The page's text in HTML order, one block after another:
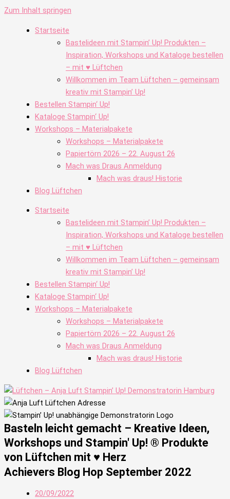
Zum Inhalt springen
Startseite
Bastelideen mit Stampin’ Up! Produkten –
Inspiration, Workshops und Kataloge bestellen
– mit ♥ Lüftchen
Willkommen im Team Lüftchen – gemeinsam
kreativ mit Stampin’ Up!
Bestellen Stampin‘ Up!
Kataloge Stampin‘ Up!
Workshops – Materialpakete
Workshops – Materialpakete
Papiertörn 2026 – 22. August 26
Mach was Draus Anmeldung
Mach was draus! Historie
Blog Lüftchen
Startseite
Bastelideen mit Stampin’ Up! Produkten –
Inspiration, Workshops und Kataloge bestellen
– mit ♥ Lüftchen
Willkommen im Team Lüftchen – gemeinsam
kreativ mit Stampin’ Up!
Bestellen Stampin‘ Up!
Kataloge Stampin‘ Up!
Workshops – Materialpakete
Workshops – Materialpakete
Papiertörn 2026 – 22. August 26
Mach was Draus Anmeldung
Mach was draus! Historie
Blog Lüftchen
Basteln leicht gemacht – Kreative Ideen,
Workshops und Stampin' Up! ® Produkte
von Lüftchen mit ♥ Herz
Achievers Blog Hop September 2022
20/09/2022